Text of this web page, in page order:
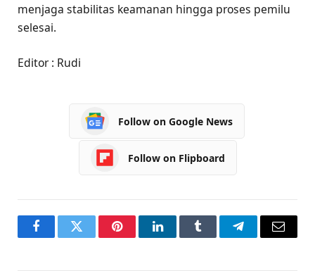
menjaga stabilitas keamanan hingga proses pemilu
selesai.
Editor : Rudi
Follow on Google News
Follow on Flipboard
FacebookTwitter PinterestLinkedInTumblr TelegramEmail